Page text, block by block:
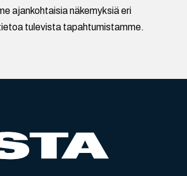
ajankohtaisia näkemyksiä eri
tulevista tapahtumistamme.